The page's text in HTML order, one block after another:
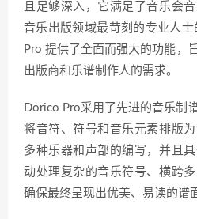
且足够深入，它满足了音乐会
音乐出版领域最苛刻的专业人
Pro 提供了全面而强大的功能，
出版商和乐谱制作人的需求。
Dorico Pro采用了先进的音乐制
将音符、符号和音乐元素排版
多种乐器和声部的编写，并且
动处理复杂的音乐符号、横跨
确保最终呈现出优美、易读的谱